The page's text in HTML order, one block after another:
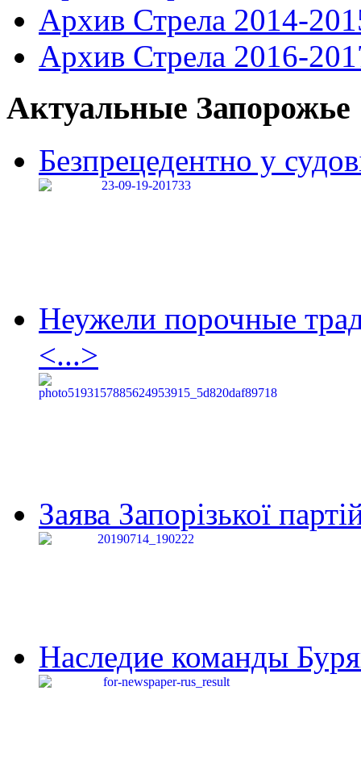
Архив Стрела 2014-
Архив Стрела 2016-
Актуальные Запорожье
Безпрецедентно у
Неужели порочные
<...>
Заява Запорізької
Наследие команды